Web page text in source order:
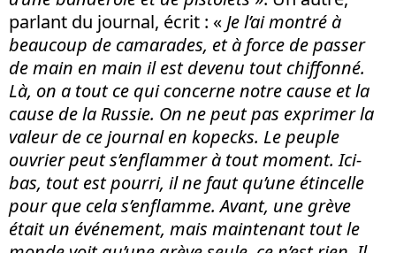
parlant du journal, écrit : « Je l’ai montré à
beaucoup de camarades, et à force de passer
de main en main il est devenu tout chiffonné.
Là, on a tout ce qui concerne notre cause et la
cause de la Russie. On ne peut pas exprimer la
valeur de ce journal en kopecks. Le peuple
ouvrier peut s’enflammer à tout moment. Ici-
bas, tout est pourri, il ne faut qu’une étincelle
pour que cela s’enflamme. Avant, une grève
était un événement, mais maintenant tout le